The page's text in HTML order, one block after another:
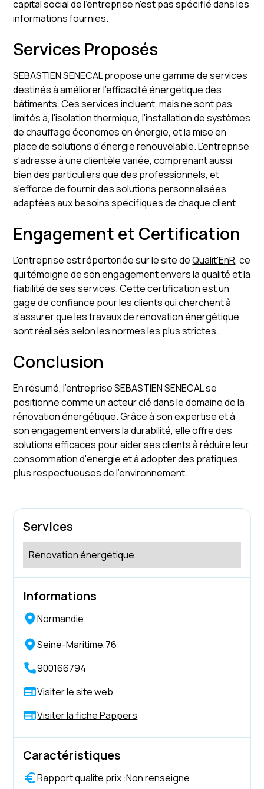
capital social de l'entreprise n'est pas spécifié dans les
informations fournies.
Services Proposés
SEBASTIEN SENECAL propose une gamme de services
destinés à améliorer l'efficacité énergétique des
bâtiments. Ces services incluent, mais ne sont pas
limités à, l'isolation thermique, l'installation de systèmes
de chauffage économes en énergie, et la mise en
place de solutions d'énergie renouvelable. L'entreprise
s'adresse à une clientèle variée, comprenant aussi
bien des particuliers que des professionnels, et
s'efforce de fournir des solutions personnalisées
adaptées aux besoins spécifiques de chaque client.
Engagement et Certification
L'entreprise est répertoriée sur le site deQualit'EnR, ce
qui témoigne de son engagement envers la qualité et la
fiabilité de ses services. Cette certification est un
gage de confiance pour les clients qui cherchent à
s'assurer que les travaux de rénovation énergétique
sont réalisés selon les normes les plus strictes.
Conclusion
En résumé, l'entreprise SEBASTIEN SENECAL se
positionne comme un acteur clé dans le domaine de la
rénovation énergétique. Grâce à son expertise et à
son engagement envers la durabilité, elle offre des
solutions efficaces pour aider ses clients à réduire leur
consommation d'énergie et à adopter des pratiques
plus respectueuses de l'environnement.
Services
Rénovation énergétique
Informations
Normandie
Seine-Maritime,76
900166794
Visiter le site web
Visiter la fiche Pappers
Caractéristiques
Rapport qualité prix :Non renseigné